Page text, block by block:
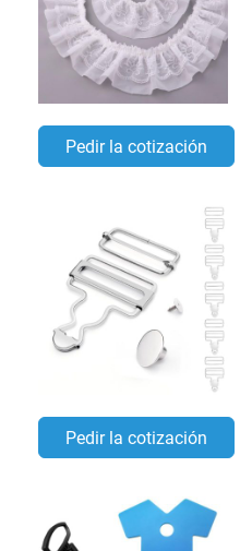
Pedir la cotización
Pedir la cotización